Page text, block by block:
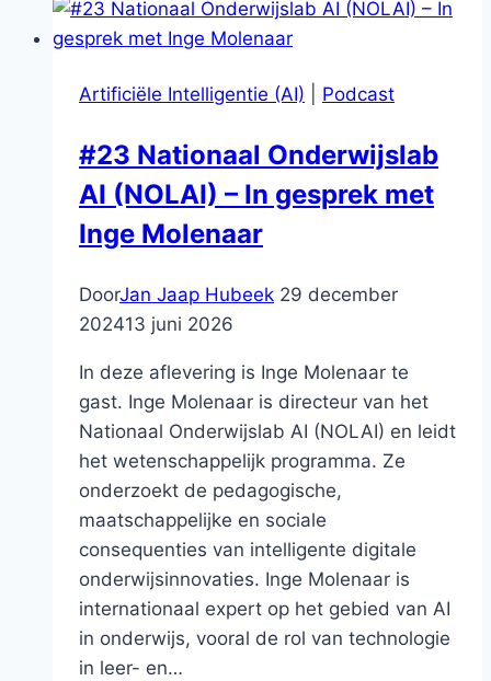
OVER
EEN
MANIER
TOETSEN
Artificiële Intelligentie (AI) Podcast
#23 Nationaal Onderwijslab
AI (NOLAI) – In gesprek met
Inge Molenaar
DoorJan Jaap Hubeek 29 december
202413 juni 2026
In deze aflevering is Inge Molenaar te
gast. Inge Molenaar is directeur van het
Nationaal Onderwijslab AI (NOLAI) en leidt
het wetenschappelijk programma. Ze
onderzoekt de pedagogische,
maatschappelijke en sociale
consequenties van intelligente digitale
onderwijsinnovaties. Inge Molenaar is
internationaal expert op het gebied van AI
in onderwijs, vooral de rol van technologie
in leer- en…